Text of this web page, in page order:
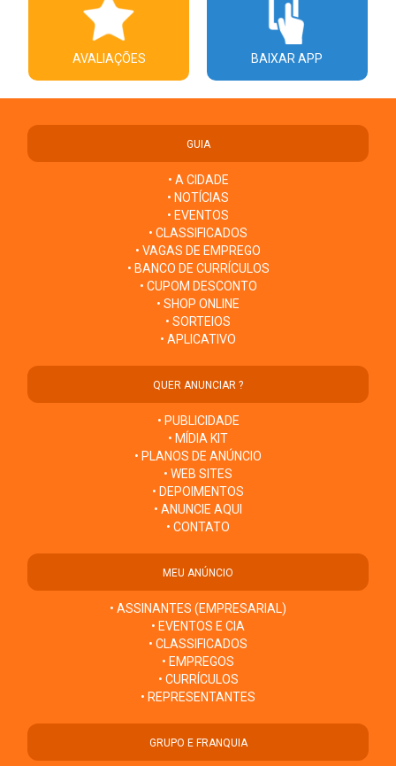
AVALIAÇÕES BAIXAR APP
GUIA
• A CIDADE
• NOTÍCIAS
• EVENTOS
• CLASSIFICADOS
• VAGAS DE EMPREGO
• BANCO DE CURRÍCULOS
• CUPOM DESCONTO
• SHOP ONLINE
• SORTEIOS
• APLICATIVO
QUER ANUNCIAR ?
• PUBLICIDADE
• MÍDIA KIT
• PLANOS DE ANÚNCIO
• WEB SITES
• DEPOIMENTOS
• ANUNCIE AQUI
• CONTATO
MEU ANÚNCIO
• ASSINANTES (EMPRESARIAL)
• EVENTOS E CIA
• CLASSIFICADOS
• EMPREGOS
• CURRÍCULOS
• REPRESENTANTES
GRUPO E FRANQUIA